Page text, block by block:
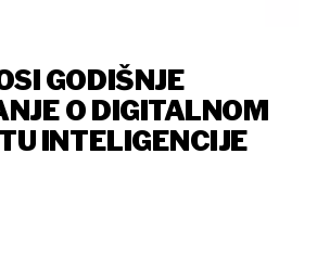
GODIŠNJE
O DIGITALNOM
INTELIGENCIJE